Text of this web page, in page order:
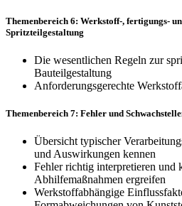
Themenbereich 6: Werkstoff-, fertigungs-
Spritzteilgestaltung
Die wesentlichen Regeln zur
Bauteilgestaltung
Anforderungsgerechte
Themenbereich 7: Fehler und
Übersicht typischer
und Auswirkungen kennen
Fehler richtig interpretieren und
Abhilfemaßnahmen ergreifen
Werkstoffabhängige